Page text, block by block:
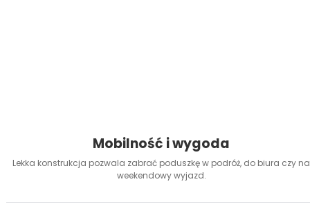
Mobilność i wygoda
Lekka konstrukcja pozwala zabrać poduszkę w podróż, do biura czy na
weekendowy wyjazd.